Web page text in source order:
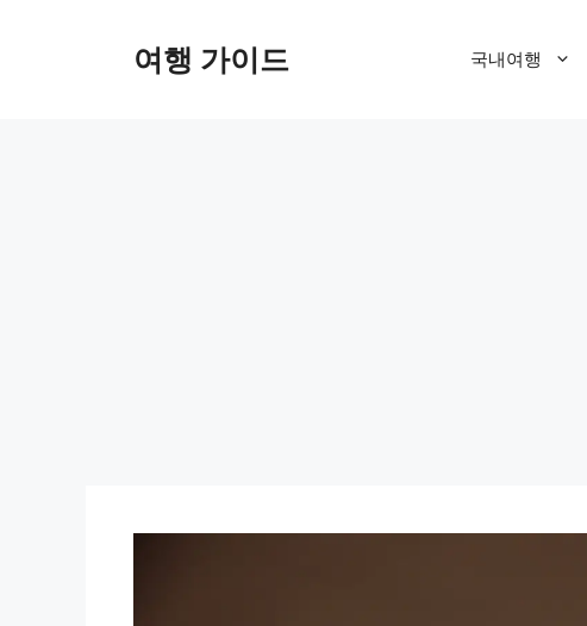
여행 가이드 국내여행